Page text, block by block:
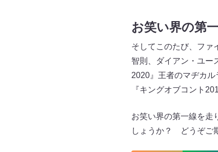
お笑い界の第
そしてこのたび、ファ
智則、ダイアン・ユー
2020』王者のマヂカ
『キングオブコント
お笑い界の第一線を走
しょうか？ どうぞご